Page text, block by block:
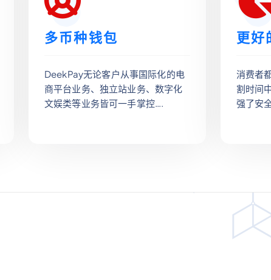
多币种钱包
DeekPay无论客户从事国际化的电
商平台业务、独立站业务、数字化
文娱类等业务皆可一手掌控….
更好
消费者
割时间
强了安